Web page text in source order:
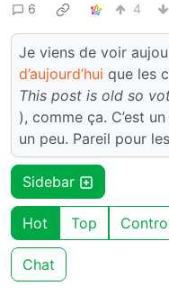
6 4
Je viens de voir
d’aujourd’hui que les
This post is old so
), comme ça. C’est
un peu. Pareil pour
Sidebar
Hot Top
Chat